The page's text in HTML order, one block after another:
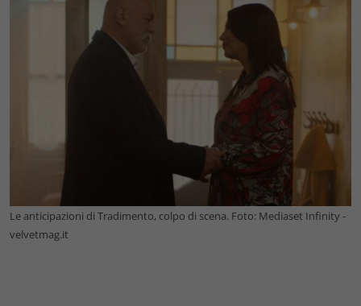
Le anticipazioni di Tradimento, colpo di scena. Foto: Mediaset Infinity -
velvetmag.it